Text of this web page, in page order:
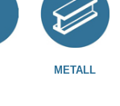
METALL